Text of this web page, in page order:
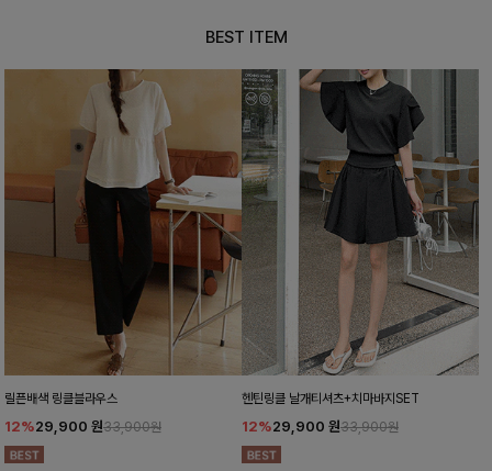
BEST ITEM
릴픈배색 링클블라우스
12%29,900 원33,900원
헨틴링클 날개티셔츠+치마바지SET
12%29,900 원33,900원